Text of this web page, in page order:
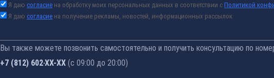
Я даю согласие на обработку моих персональных данных в соответствии с Политикой
Я даю согласие на получение рекламы, новостей, информационных рассылок
Вы также можете позвонить самостоятельно и получить консультацию по
+7 (812) 602-44-77 (с 09:00 до 20:00)